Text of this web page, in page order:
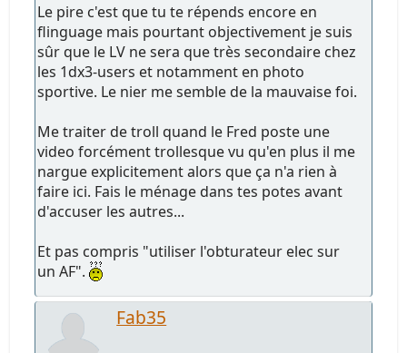
Le pire c'est que tu te répends encore en
flinguage mais pourtant objectivement je suis
sûr que le LV ne sera que très secondaire chez
les 1dx3-users et notamment en photo
sportive. Le nier me semble de la mauvaise foi.
Me traiter de troll quand le Fred poste une
video forcément trollesque vu qu'en plus il me
nargue explicitement alors que ça n'a rien à
faire ici. Fais le ménage dans tes potes avant
d'accuser les autres...
Et pas compris "utiliser l'obturateur elec sur
un AF".
Fab35